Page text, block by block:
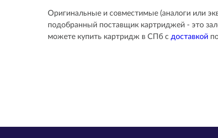
Оригинальные и совместимые (аналоги или
подобранный поставщик картриджей - это
можете купить картридж в СПб с доставкой